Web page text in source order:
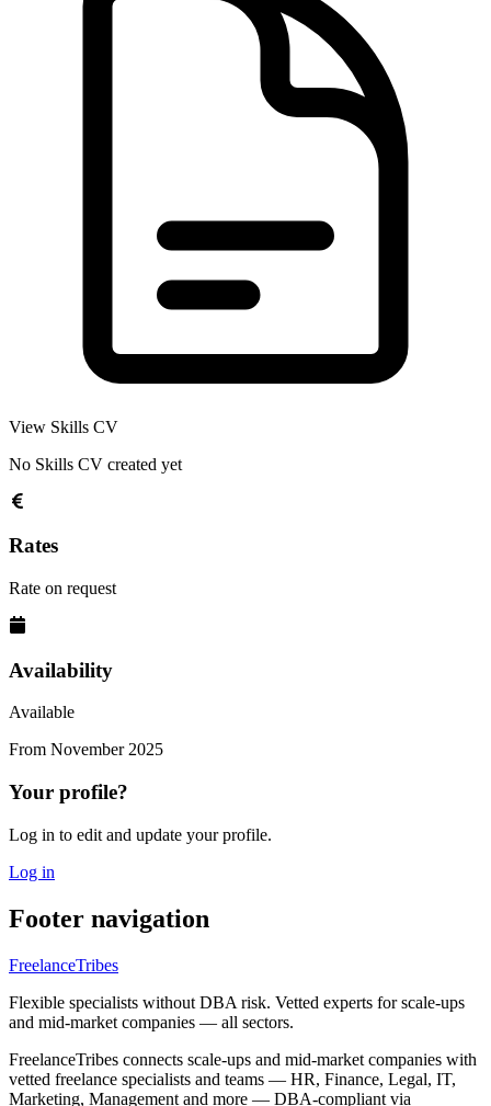
View Skills CV
No Skills CV created yet
Rates
Rate on request
Availability
Available
From November 2025
Your profile?
Log in to edit and update your profile.
Log in
Footer navigation
FreelanceTribes
Flexible specialists without DBA risk. Vetted experts for scale-ups
and mid-market companies — all sectors.
FreelanceTribes connects scale-ups and mid-market companies with
vetted freelance specialists and teams — HR, Finance, Legal, IT,
Marketing, Management and more — DBA-compliant via